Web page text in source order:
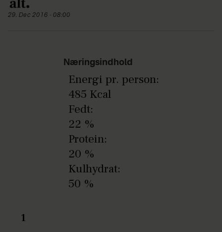
29. Dec 2016 - 08:00
Næringsindhold
Energi pr. person:
485 Kcal
Fedt:
22 %
Protein:
20 %
Kulhydrat:
50 %
1